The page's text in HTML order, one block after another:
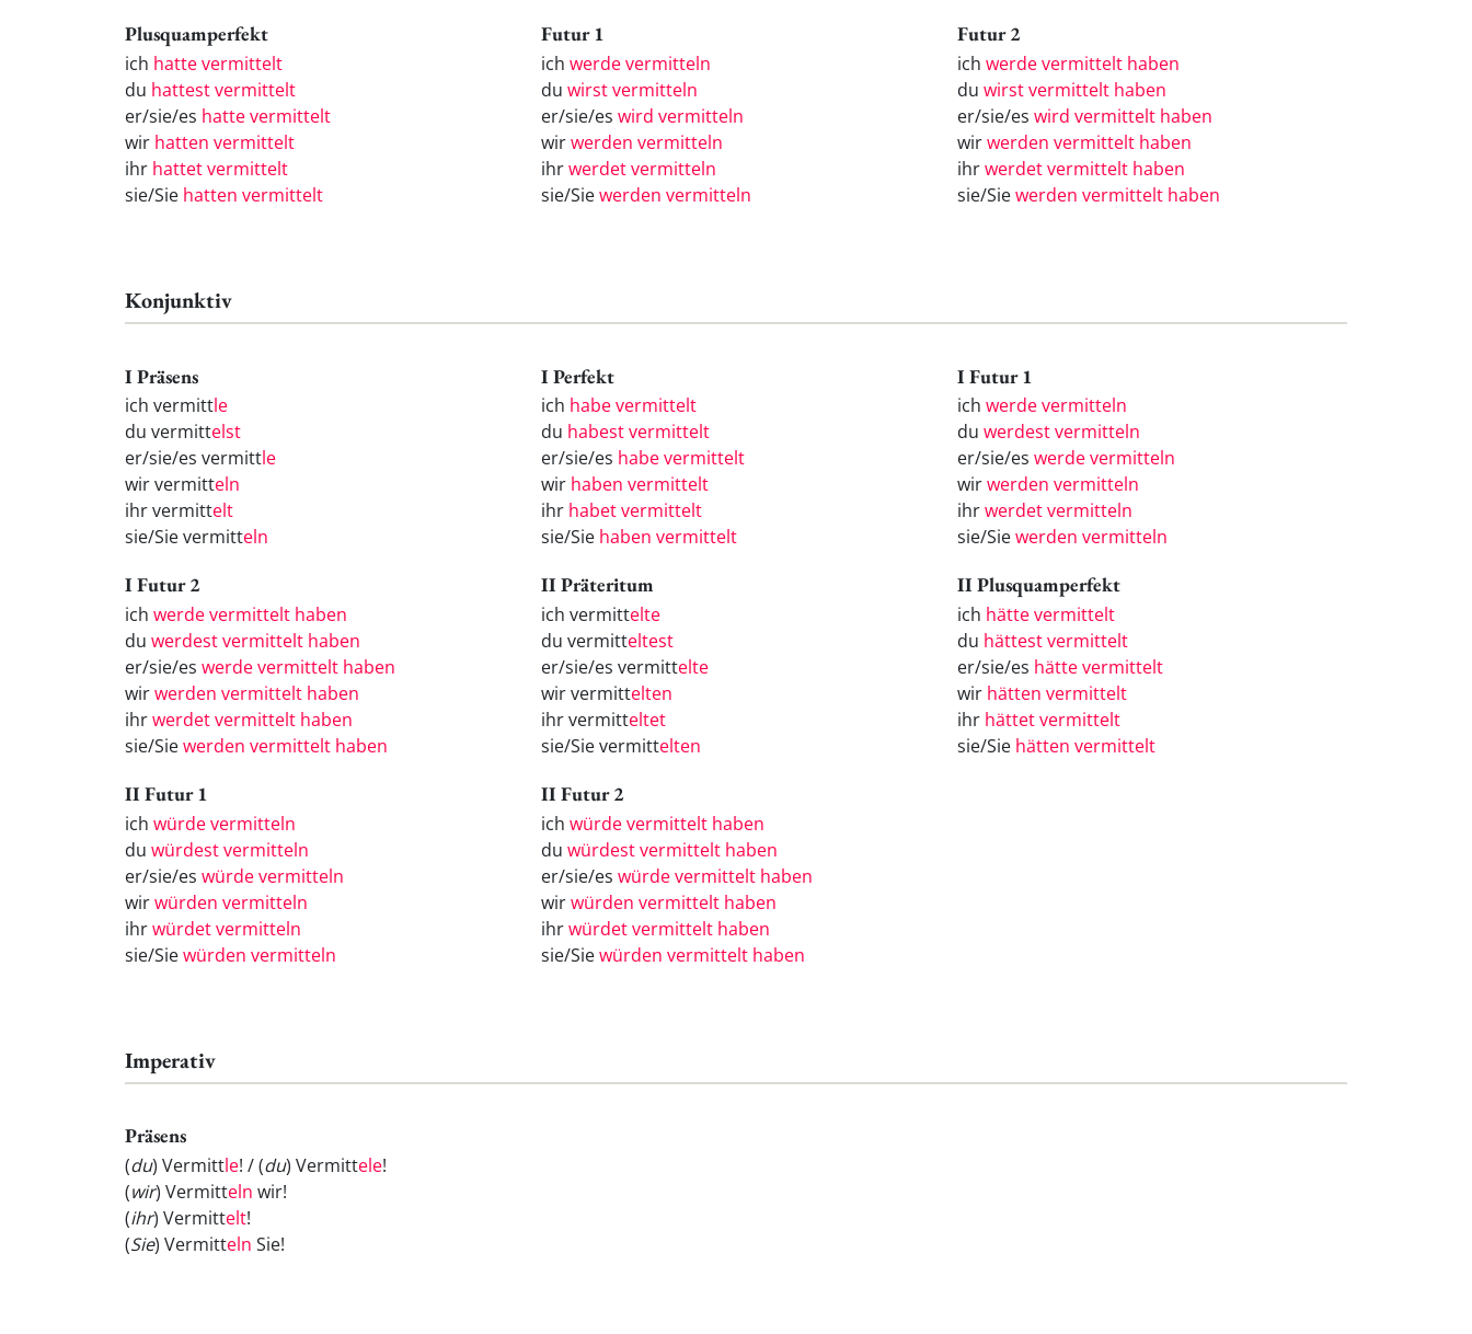
Plusquamperfekt
ich hatte vermittelt
du hattest vermittelt
er/sie/es hatte vermittelt
wir hatten vermittelt
ihr hattet vermittelt
sie/Sie hatten vermittelt
Futur 1
ich werde vermitteln
du wirst vermitteln
er/sie/es wird vermitteln
wirwerden vermitteln
ihrwerdet vermitteln
sie/Siewerden vermitteln
Futur 2
ich werde vermittelt haben
du wirst vermittelt haben
er/sie/es wird vermittelt haben
wirwerden vermittelt haben
ihrwerdet vermittelt haben
sie/Siewerden vermittelt haben
Konjunktiv
I Präsens
ich vermittle
du vermittelst
er/sie/es vermittle
wir vermitteln
ihr vermittelt
sie/Sie vermitteln
I Perfekt
ich habe vermittelt
du habest vermittelt
er/sie/es habe vermittelt
wir haben vermittelt
ihr habet vermittelt
sie/Sie haben vermittelt
I Futur 1
ich werde vermitteln
du werdest vermitteln
er/sie/es werde vermitteln
wirwerden vermitteln
ihrwerdet vermitteln
sie/Siewerden vermitteln
I Futur 2
ich werde vermittelt haben
du werdest vermittelt haben
er/sie/es werde vermittelt haben
wirwerden vermittelt haben
ihrwerdet vermittelt haben
sie/Siewerden vermittelt haben
II Präteritum
ich vermittelte
du vermitteltest
er/sie/es vermittelte
wir vermittelten
ihr vermitteltet
sie/Sie vermittelten
II Plusquamperfekt
ich hätte vermittelt
du hättest vermittelt
er/sie/es hätte vermittelt
wir hätten vermittelt
ihr hättet vermittelt
sie/Sie hätten vermittelt
II Futur 1
ich würde vermitteln
du würdest vermitteln
er/sie/es würde vermitteln
wirwürden vermitteln
ihrwürdet vermitteln
sie/Siewürden vermitteln
II Futur 2
ich würde vermittelt haben
du würdest vermittelt haben
er/sie/es würde vermittelt haben
wirwürden vermittelt haben
ihrwürdet vermittelt haben
sie/Siewürden vermittelt haben
Imperativ
Präsens
(du) Vermittle! / (du) Vermittele!
(wir) Vermitteln wir!
(ihr) Vermittelt!
(Sie) Vermitteln Sie!